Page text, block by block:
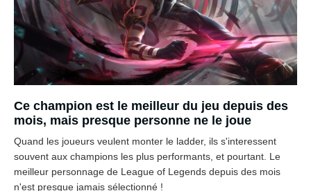
Ce champion est le meilleur du jeu depuis des
mois, mais presque personne ne le joue
Quand les joueurs veulent monter le ladder, ils s'interessent
souvent aux champions les plus performants, et pourtant. Le
meilleur personnage de League of Legends depuis des mois
n'est presque jamais sélectionné !